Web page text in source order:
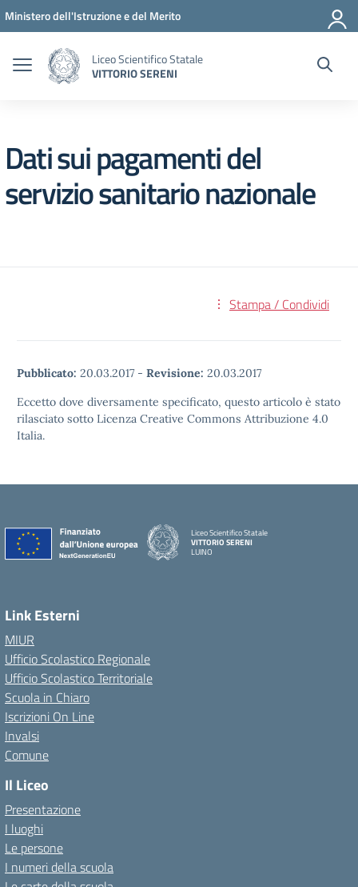
Vai ai contenuti
Vai al menu di navigazione
Vai al footer
Ministero dell'Istruzione e del Merito
Liceo Scientifico Statale
VITTORIO SERENI
Dati sui pagamenti del
servizio sanitario nazionale
Stampa / Condividi
Pubblicato: 20.03.2017 - Revisione: 20.03.2017
Eccetto dove diversamente specificato, questo articolo è stato
rilasciato sotto Licenza Creative Commons Attribuzione 4.0
Italia.
Liceo Scientifico Statale
VITTORIO SERENI
LUINO
Link Esterni
MIUR
Ufficio Scolastico Regionale
Ufficio Scolastico Territoriale
Scuola in Chiaro
Iscrizioni On Line
Invalsi
Comune
Il Liceo
Presentazione
I luoghi
Le persone
I numeri della scuola